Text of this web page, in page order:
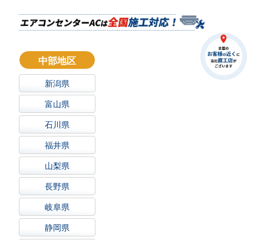
中部地区
新潟県
富山県
石川県
福井県
山梨県
長野県
岐阜県
静岡県